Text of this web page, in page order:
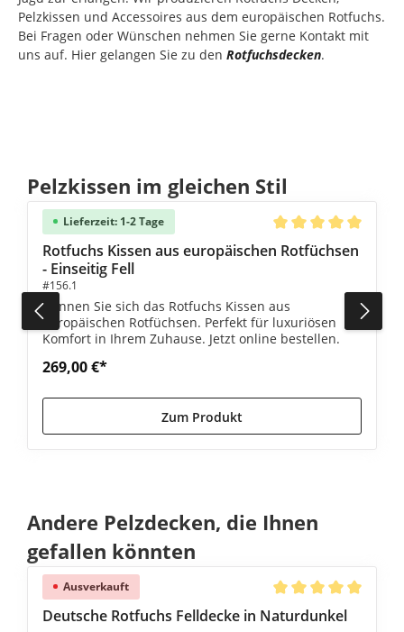
Pelzkissen und Accessoires aus dem europäischen Rotfuchs.
Bei Fragen oder Wünschen nehmen Sie gerne Kontakt mit
uns auf. Hier gelangen Sie zu den Rotfuchsdecken.
Produktgalerie überspringen
Pelzkissen im gleichen Stil
von 5 von 5 Sternen
Lieferzeit: 1-2 Tage
Durchschnittliche
Rotfuchs Kissen aus europäischen Rotfüchsen
- Einseitig Fell
#156.1
Gönnen Sie sich das Rotfuchs Kissen aus
europäischen Rotfüchsen. Perfekt für luxuriösen
Komfort in Ihrem Zuhause. Jetzt online bestellen.
269,00 €*
Zum Produkt
Produktgalerie überspringen
Andere Pelzdecken, die Ihnen
gefallen könnten
von 5 von 5 Sternen
Ausverkauft
Durchschnittliche
Deutsche Rotfuchs Felldecke in Naturdunkel